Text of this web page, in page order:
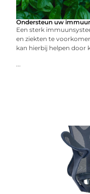
Ondersteun uw
Een sterk
en ziekten te
kan hierbij helpen door
...